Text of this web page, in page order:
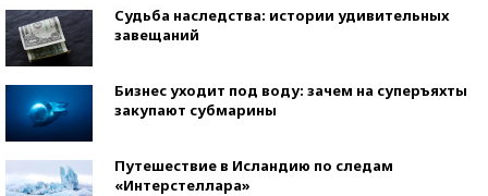
Судьба наследства: истории удивительных
завещаний
Бизнес уходит под воду: зачем на суперъяхты
закупают субмарины
Путешествие в Исландию по следам
«Интерстеллара»